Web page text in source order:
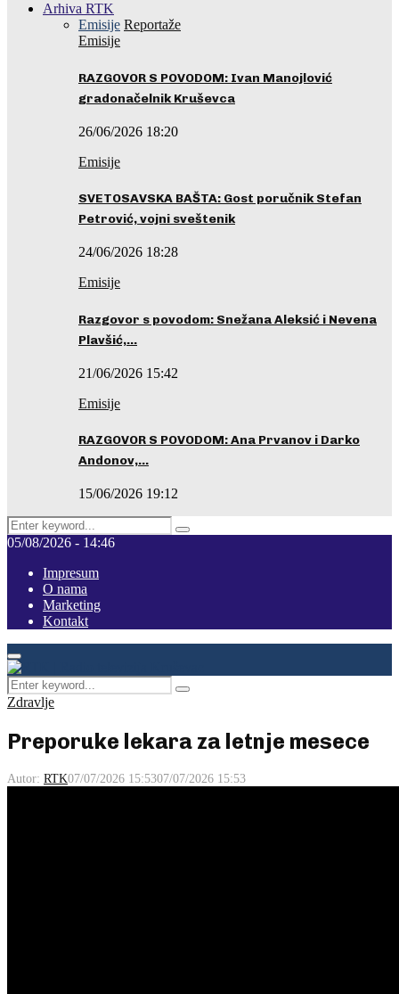
Arhiva RTK
Emisije Reportaže
Emisije
RAZGOVOR S POVODOM: Ivan Manojlović
gradonačelnik Kruševca
26/06/2026 18:20
Emisije
SVETOSAVSKA BAŠTA: Gost poručnik Stefan
Petrović, vojni sveštenik
24/06/2026 18:28
Emisije
Razgovor s povodom: Snežana Aleksić i Nevena
Plavšić,…
21/06/2026 15:42
Emisije
RAZGOVOR S POVODOM: Ana Prvanov i Darko
Andonov,…
15/06/2026 19:12
Search
for:
Pretraga
05/08/2026 - 14:46
Impresum
O nama
Marketing
Kontakt
Facebook
Instagram
Youtube
Primary
Menu
Search
for:
Pretraga
Zdravlje
Preporuke lekara za letnje mesece
Autor: RTK07/07/2026 15:5307/07/2026 15:53